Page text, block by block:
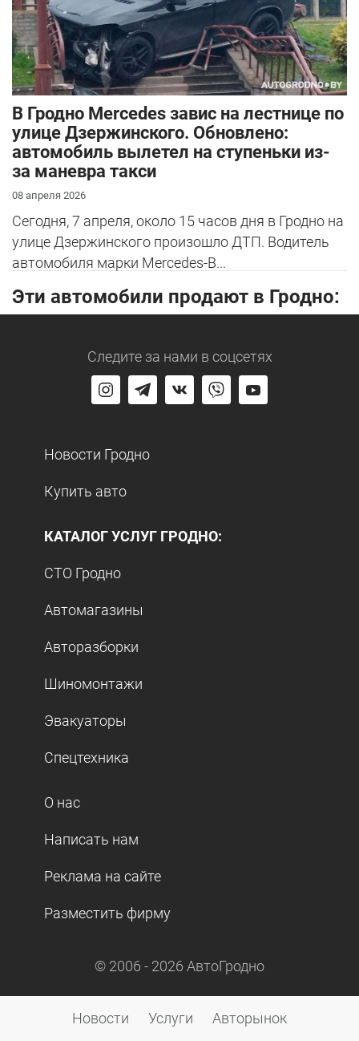
В Гродно Mercedes завис на лестнице по
улице Дзержинского. Обновлено:
автомобиль вылетел на ступеньки из-
за маневра такси
08 апреля 2026
Сегодня, 7 апреля, около 15 часов дня в Гродно на
улице Дзержинского произошло ДТП. Водитель
автомобиля марки Mercedes-B...
Эти автомобили продают в Гродно:
Следите за нами в соцсетях
Новости Гродно
Купить авто
КАТАЛОГ УСЛУГ ГРОДНО:
СТО Гродно
Автомагазины
Авторазборки
Шиномонтажи
Эвакуаторы
Спецтехника
О нас
Написать нам
Реклама на сайте
Разместить фирму
© 2006 - 2026 АвтоГродно
Новости Услуги Авторынок